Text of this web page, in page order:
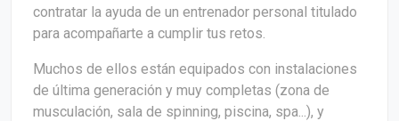
contratar la ayuda de un entrenador personal titulado
para acompañarte a cumplir tus retos.
Muchos de ellos están equipados con instalaciones
de última generación y muy completas (zona de
musculación, sala de spinning, piscina, spa...), y